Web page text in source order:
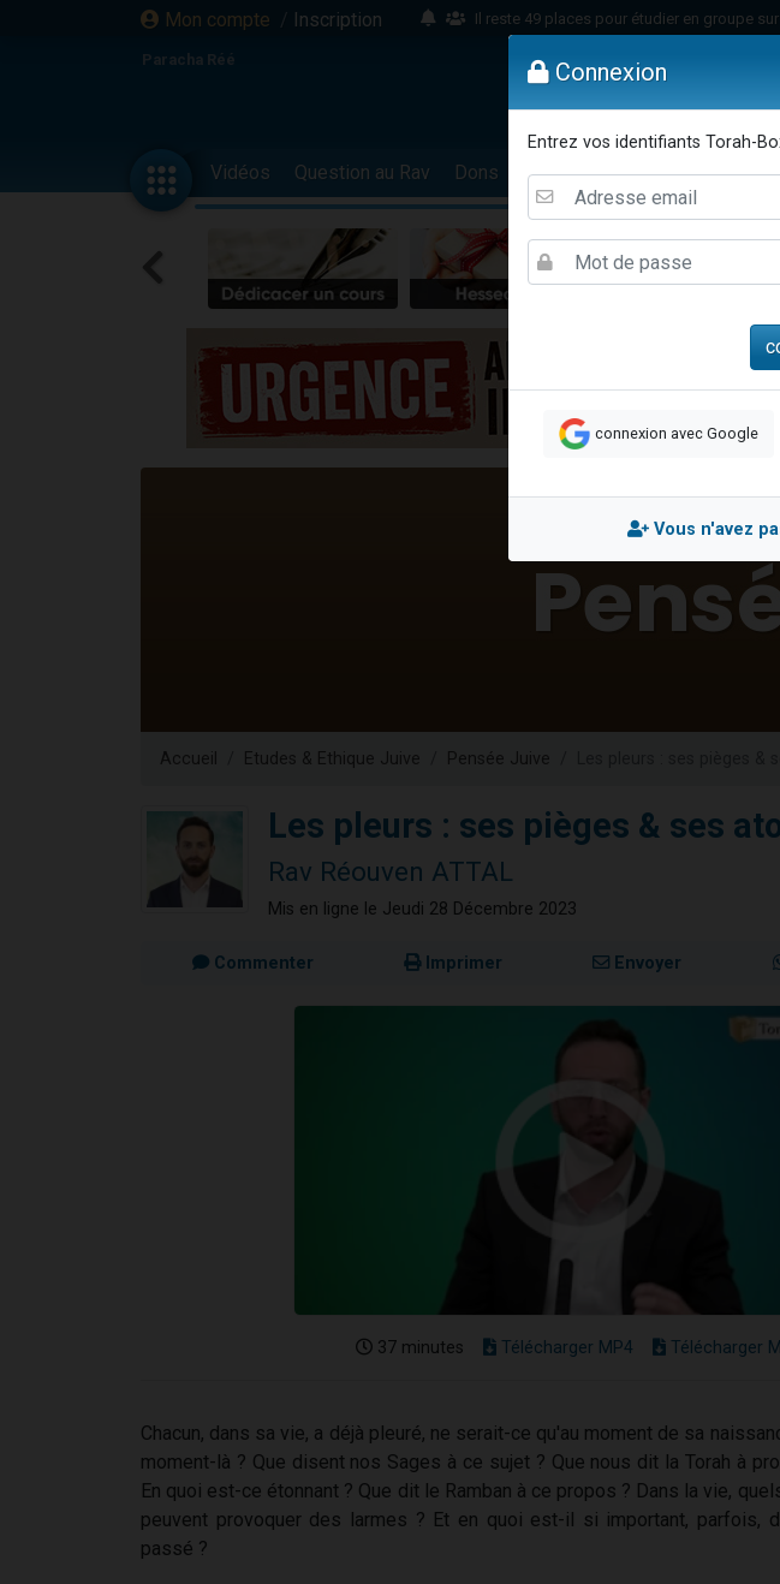
Mon compte / Inscription
Il reste 49 places pour étudier en groupe
16 personnes viennent de faire un don
2 personnes viennent de faire un don pour
17 personnes viennent de demander une
4 personnes viennent de nous rejoindre sur
Il reste 49 places pour étudier en groupe sur
Eva vient de donner son Maasser
4 personnes viennent de nous rejoindre sur
3 personnes viennent de nous rejoindre sur
Odaya vient de donner son Maasser
2 personnes viennent de nous rejoindre sur
13 personnes viennent de demander une
30 personnes viennent de faire un don pour
Il reste 49 places pour étudier en groupe
Paracha Réé
Vidéos Question au Rav Dons Femmes Enfants Etude
Accueil Etudes & Ethique Juive Pensée Juive
Les pleurs : ses pièges & ses
Rav Réouven ATTAL
Mis en ligne le Jeudi 28 Décembre 2023
Commenter Imprimer Envoyer
37 minutes Télécharger MP4 Télécharger
Chacun, dans sa vie, a déjà pleuré, ne serait-ce qu'au moment de sa
moment-là ? Que disent nos Sages à ce sujet ? Que nous dit la Torah à
En quoi est-ce étonnant ? Que dit le Ramban à ce propos ? Dans la vie,
peuvent provoquer des larmes ? Et en quoi est-il si important, parfois,
passé ?
Connexion
Entrez vos identifiants Torah-
connexion avec Google
Vous n'avez